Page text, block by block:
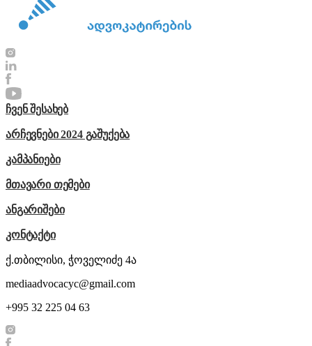
ჩვენ შესახებ
არჩევნები 2024 გაშუქება
კამპანიები
მთავარი თემები
ანგარიშები
კონტაქტი
ქ.თბილისი, ჭოველიძე 4ა
mediaadvocacyc@gmail.com
+995 32 225 04 63